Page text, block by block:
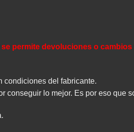
permite devoluciones o
condiciones del fabricante.
conseguir lo mejor. Es por eso que